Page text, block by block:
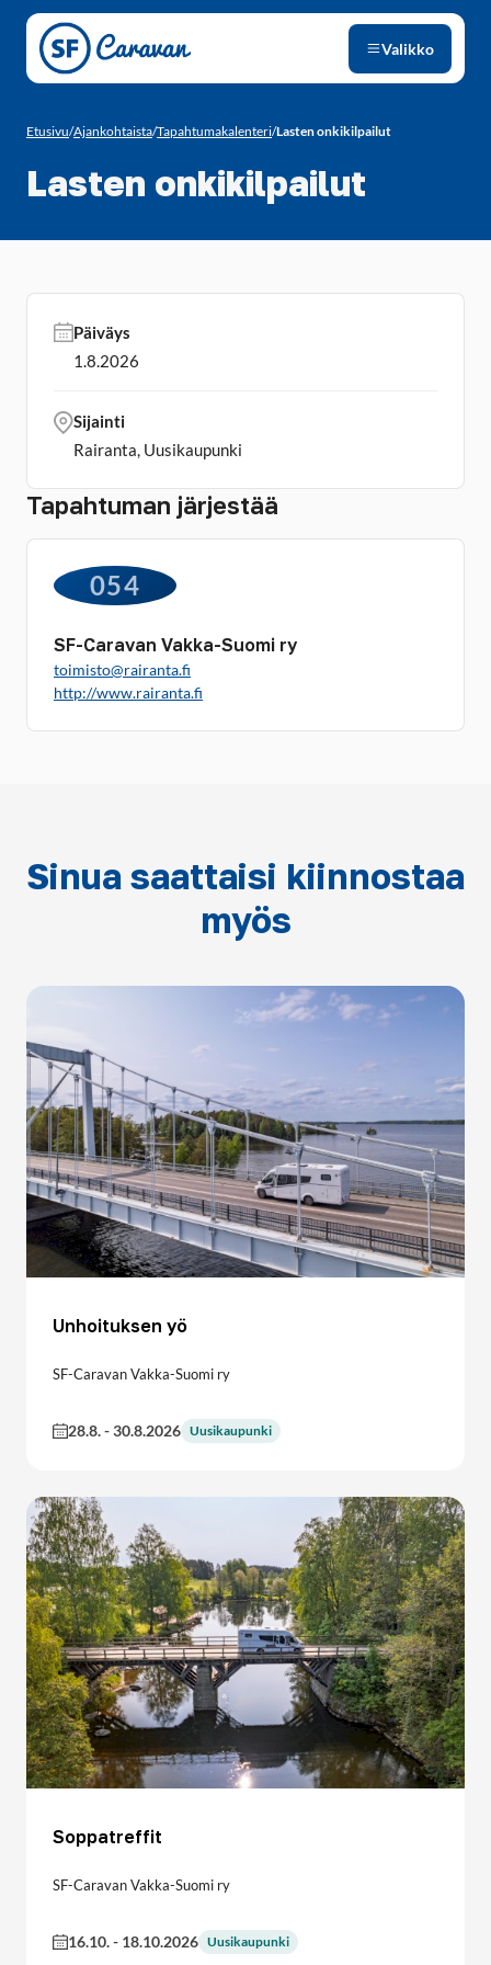
Siirry sivun sisältöön
Valikko
Etusivu/Ajankohtaista/Tapahtumakalenteri/Lasten onkikilpailut
Lasten onkikilpailut
Tapahtuman järjestää
054
SF-Caravan Vakka-Suomi ry
toimisto@rairanta.fi
http://www.rairanta.fi
Päiväys
1.8.2026
Sijainti
Rairanta, Uusikaupunki
Sinua saattaisi kiinnostaa
myös
Unhoituksen yö
SF-Caravan Vakka-Suomi ry
28.8.-30.8.2026 Uusikaupunki
Soppatreffit
SF-Caravan Vakka-Suomi ry
16.10.- 18.10.2026 Uusikaupunki